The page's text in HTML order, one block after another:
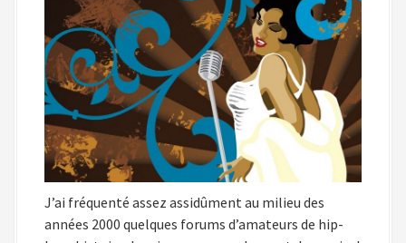
J’ai fréquenté assez assidûment au milieu des
années 2000 quelques forums d’amateurs de hip-